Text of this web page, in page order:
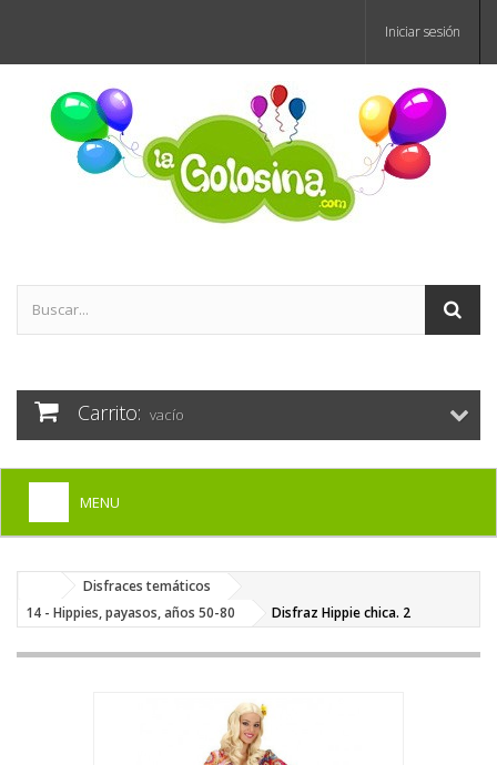
Iniciar sesión
Carrito: vacío
MENU
+
Disfraces temáticos
14 - Hippies, payasos, años 50-80
Disfraz Hippie chica. 2